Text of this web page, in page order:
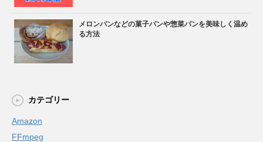
メロンパンなどの菓子パンや惣菜パンを美味しく温め
る方法
カテゴリー
Amazon
FFmpeg